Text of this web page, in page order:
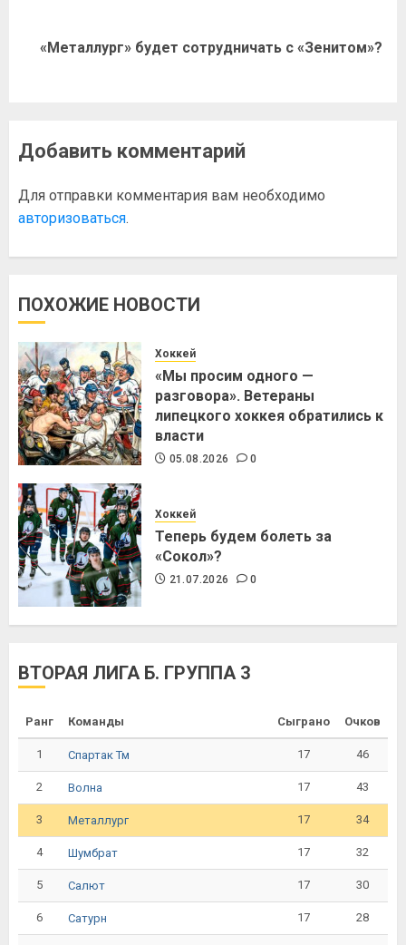
«Металлург» будет сотрудничать с «Зенитом»?
Добавить комментарий
Для отправки комментария вам необходимо
авторизоваться.
ПОХОЖИЕ НОВОСТИ
Хоккей
«Мы просим одного —
разговора». Ветераны
липецкого хоккея обратились к
власти
05.08.2026 0
Хоккей
Теперь будем болеть за
«Сокол»?
21.07.2026 0
ВТОРАЯ ЛИГА Б. ГРУППА 3
Ранг Команды Сыграно Очков
1 Спартак Тм 17 46
2 Волна 17 43
3 Металлург 17 34
4 Шумбрат 17 32
5 Салют 17 30
6 Сатурн 17 28